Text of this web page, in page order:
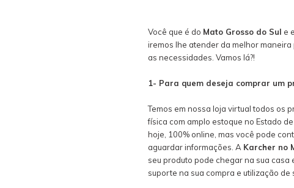
Você que é do Mato Grosso do Sul e
iremos lhe atender da melhor
as necessidades. Vamos lá?!
1- Para quem deseja comprar um
Temos em nossa loja virtual todos os
física com amplo estoque no Estado
hoje, 100% online, mas você pode
aguardar informações. A Karcher no
seu produto pode chegar na sua casa
suporte na sua compra e utilização